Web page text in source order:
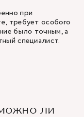
при
требует особого
было точным, а
специалист.
ли